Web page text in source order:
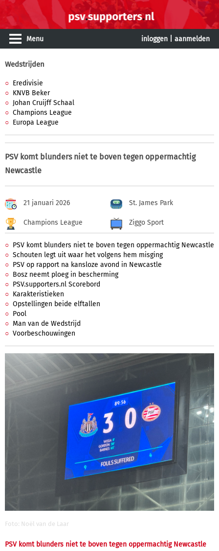
Menu inloggen aanmelden
Wedstrijden
Eredivisie
KNVB Beker
Johan Cruijff Schaal
Champions League
Europa League
PSV komt blunders niet te boven tegen oppermachtig
Newcastle
21 januari 2026 St. James Park
Champions League Ziggo Sport
PSV komt blunders niet te boven tegen oppermachtig Newcastle
Schouten legt uit waar het volgens hem misging
PSV op rapport na kansloze avond in Newcastle
Bosz neemt ploeg in bescherming
PSV.supporters.nl Scorebord
Karakteristieken
Opstellingen beide elftallen
Pool
Man van de Wedstrijd
Voorbeschouwingen
Foto: Noël van de Laar
PSV komt blunders niet te boven tegen oppermachtig Newcastle